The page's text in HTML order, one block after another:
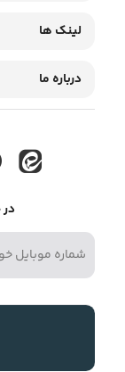
لینک ها
درباره ما